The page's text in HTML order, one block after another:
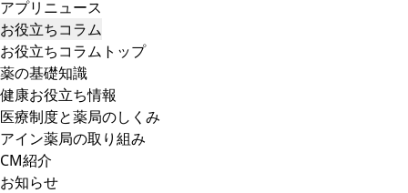
アプリニュース
お役立ちコラム
お役立ちコラムトップ
薬の基礎知識
健康お役立ち情報
医療制度と薬局のしくみ
アイン薬局の取り組み
CM紹介
お知らせ